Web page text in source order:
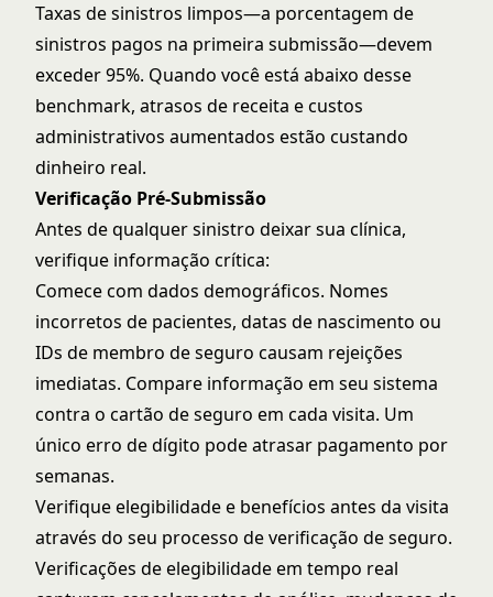
Taxas de sinistros limpos—a porcentagem de
sinistros pagos na primeira submissão—devem
exceder 95%. Quando você está abaixo desse
benchmark, atrasos de receita e custos
administrativos aumentados estão custando
dinheiro real.
Verificação Pré-Submissão
Antes de qualquer sinistro deixar sua clínica,
verifique informação crítica:
Comece com dados demográficos. Nomes
incorretos de pacientes, datas de nascimento ou
IDs de membro de seguro causam rejeições
imediatas. Compare informação em seu sistema
contra o cartão de seguro em cada visita. Um
único erro de dígito pode atrasar pagamento por
semanas.
Verifique elegibilidade e benefícios antes da visita
através do seu processo de verificação de seguro.
Verificações de elegibilidade em tempo real